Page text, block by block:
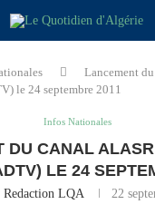
Lancement
le 24 septembre 2011
Infos Nationales
DU CANAL
LE 24
Redaction LQA 22